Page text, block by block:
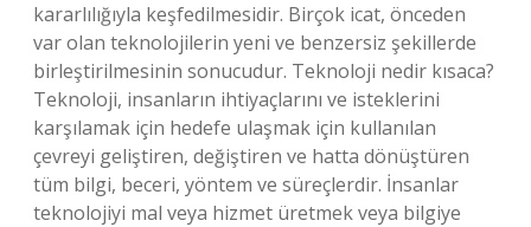
kararlılığıyla keşfedilmesidir. Birçok icat, önceden
var olan teknolojilerin yeni ve benzersiz şekillerde
birleştirilmesinin sonucudur. Teknoloji nedir kısaca?
Teknoloji, insanların ihtiyaçlarını ve isteklerini
karşılamak için hedefe ulaşmak için kullanılan
çevreyi geliştiren, değiştiren ve hatta dönüştüren
tüm bilgi, beceri, yöntem ve süreçlerdir. İnsanlar
teknolojiyi mal veya hizmet üretmek veya bilgiye